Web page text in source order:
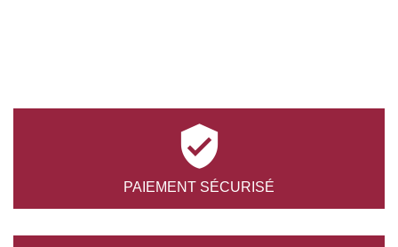

PAIEMENT SÉCURISÉ